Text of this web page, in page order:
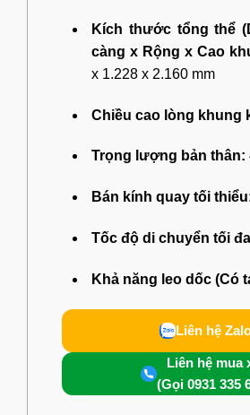
Kích thước tổng thể
càng x Rộng x Cao
x 1.228 x 2.160 mm
Chiều cao lòng khung
Trọng lượng bản thân:
Bán kính quay tối
Tốc độ di chuyển tối
Khả năng leo dốc (Có
Liên hệ
Liên hệ mua
(Gọi 0931 335